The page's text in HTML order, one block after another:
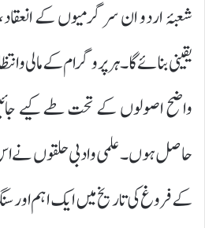
شعبۂ اردو ان سرگرمیوں کے
یقینی بنائے گا۔ ہر پروگرام کے مالی و
واضح اصولوں کے تحت طے کیے
حاصل ہوں۔ علمی و ادبی حلقوں نے
کے فروغ کی تاریخ میں ایک اہم اور